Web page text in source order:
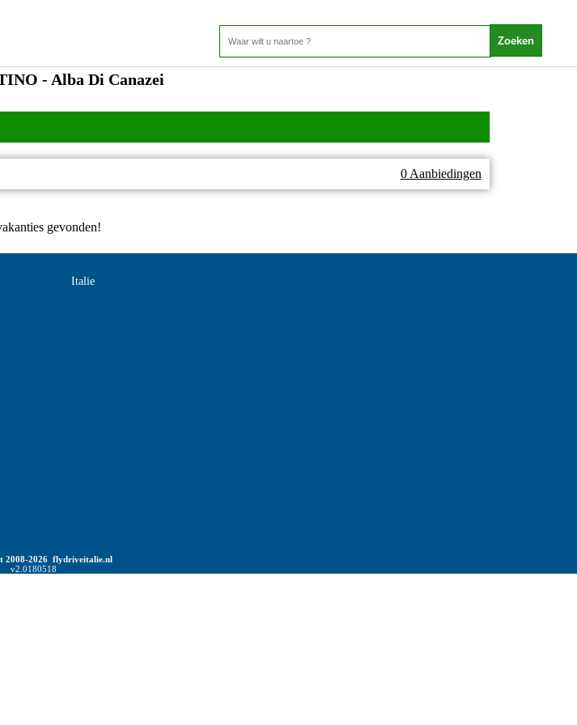
- Alba Di Canazei
0 Aanbiedingen
gevonden!
Italie
2008-2026 flydriveitalie.nl
v2.0180518